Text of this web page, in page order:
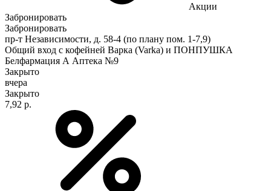
Акции
Забронировать
Забронировать
пр-т Независимости, д. 58-4 (по плану пом. 1-7,9)
Общий вход с кофейней Варка (Varka) и ПОНПУШКА
Белфармация А Аптека №9
Закрыто
вчера
Закрыто
7,92 р.